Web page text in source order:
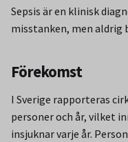
Sepsis är en klinisk
misstanken, men aldrig
Förekomst
I Sverige rapporteras
personer och år, vilket
insjuknar varje år.